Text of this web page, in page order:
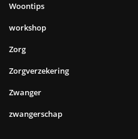
Woontips
workshop
Zorg
Zorgverzekering
Zwanger
zwangerschap